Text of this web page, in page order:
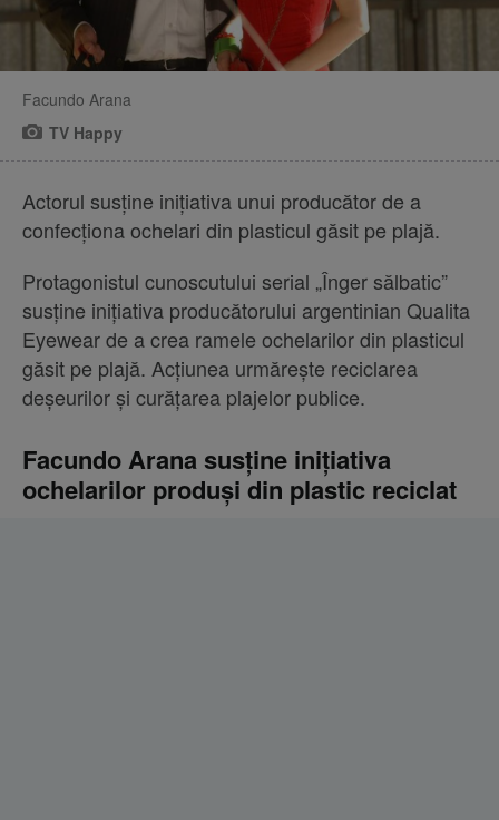
Facundo Arana
TV Happy
Actorul susține inițiativa unui producător de a
confecționa ochelari din plasticul găsit pe plajă.
Protagonistul cunoscutului serial „Înger sălbatic”
susține inițiativa producătorului argentinian Qualita
Eyewear de a crea ramele ochelarilor din plasticul
găsit pe plajă. Acțiunea urmărește reciclarea
deșeurilor și curățarea plajelor publice.
Facundo Arana susține inițiativa
ochelarilor produși din plastic reciclat